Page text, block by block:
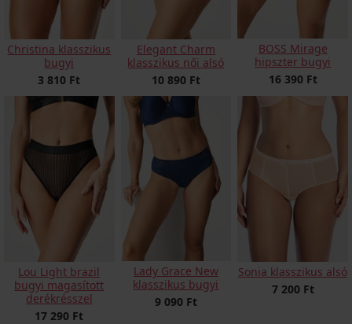
Christina klasszikus
bugyi
3 810 Ft
Elegant Charm
klasszikus női alsó
10 890 Ft
BOSS Mirage
hipszter bugyi
16 390 Ft
Lou Light brazil
bugyi magasított
derékrésszel
17 290 Ft
Lady Grace New
klasszikus bugyi
9 090 Ft
Sonia klasszikus alsó
7 200 Ft